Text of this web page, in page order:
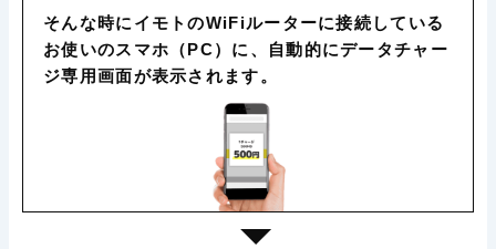
そんな時にイモトのWiFiルーターに接続している
お使いのスマホ（PC）に、自動的にデータチャー
ジ専用画面が表示されます。